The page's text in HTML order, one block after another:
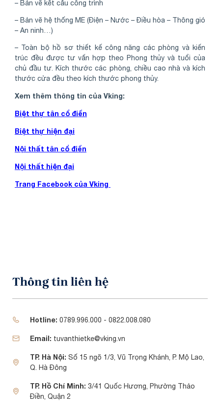
– Bản vẽ kết cấu công trình
– Bản vẽ hệ thống ME (Điện – Nước – Điều hòa – Thông gió
– An ninh…)
– Toàn bộ hồ sơ thiết kế công năng các phòng và kiến
trúc đều được tư vấn hợp theo Phong thủy và tuổi của
chủ đầu tư. Kích thước các phòng, chiều cao nhà và kích
thước cửa đều theo kích thước phong thủy.
Xem thêm thông tin của Vking:
Biệt thự tân cổ điển
Biệt thự hiện đại
Nội thất tân cổ điển
Nội thất hiện đại
Trang Facebook của Vking
Thông tin liên hệ
Hotline: 0789.996.000 - 0822.008.080
Email: tuvanthietke@vking.vn
TP. Hà Nội: Số 15 ngõ 1/3, Vũ Trọng Khánh, P. Mộ Lao,
Q. Hà Đông
TP. Hồ Chí Minh: 3/41 Quốc Hương, Phường Thảo
Điền, Quận 2